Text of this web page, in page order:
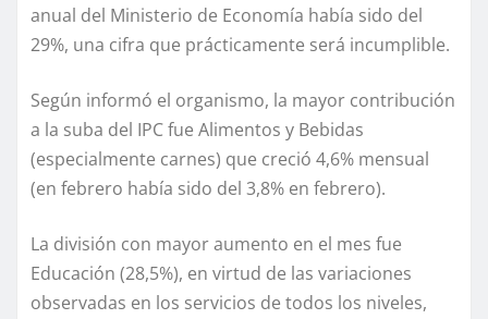
anual del Ministerio de Economía había sido del
29%, una cifra que prácticamente será incumplible.
Según informó el organismo, la mayor contribución
a la suba del IPC fue Alimentos y Bebidas
(especialmente carnes) que creció 4,6% mensual
(en febrero había sido del 3,8% en febrero).
La división con mayor aumento en el mes fue
Educación (28,5%), en virtud de las variaciones
observadas en los servicios de todos los niveles,